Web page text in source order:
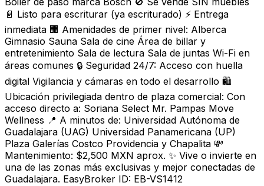
📄 Listo para escriturar (ya escriturado) ⚡ Entrega
inmediata 🏢 Amenidades de primer nivel: Alberca
Gimnasio Sauna Sala de cine Área de billar y
entretenimiento Sala de lectura Sala de juntas Wi-Fi en
áreas comunes 🔒 Seguridad 24/7: Acceso con huella
digital Vigilancia y cámaras en todo el desarrollo 🛍️
Ubicación privilegiada dentro de plaza comercial: Con
acceso directo a: Soriana Select Mr. Pampas Move
Wellness 📍 A minutos de: Universidad Autónoma de
Guadalajara (UAG) Universidad Panamericana (UP)
Plaza Galerías Costco Providencia y Chapalita 💸
Mantenimiento: $2,500 MXN aprox. ✨ Vive o invierte en
una de las zonas más exclusivas y mejor conectadas de
Guadalajara. EasyBroker ID: EB-VS1412